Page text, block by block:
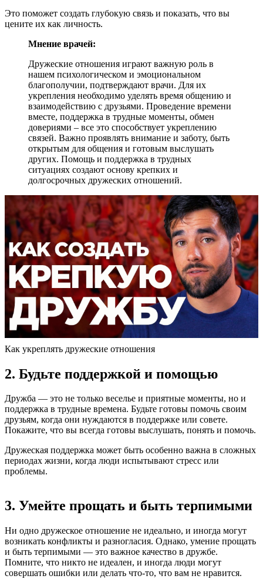
Это поможет создать глубокую связь и показать, что вы
цените их как личность.
Мнение врачей:
Дружеские отношения играют важную роль в
нашем психологическом и эмоциональном
благополучии, подтверждают врачи. Для их
укрепления необходимо уделять время общению и
взаимодействию с друзьями. Проведение времени
вместе, поддержка в трудные моменты, обмен
довериями – все это способствует укреплению
связей. Важно проявлять внимание и заботу, быть
открытым для общения и готовым выслушать
других. Помощь и поддержка в трудных
ситуациях создают основу крепких и
долгосрочных дружеских отношений.
Как укреплять дружеские отношения
2. Будьте поддержкой и помощью
Дружба — это не только веселье и приятные моменты, но и
поддержка в трудные времена. Будьте готовы помочь своим
друзьям, когда они нуждаются в поддержке или совете.
Покажите, что вы всегда готовы выслушать, понять и помочь.
Дружеская поддержка может быть особенно важна в сложных
периодах жизни, когда люди испытывают стресс или
проблемы.
3. Умейте прощать и быть терпимыми
Ни одно дружеское отношение не идеально, и иногда могут
возникать конфликты и разногласия. Однако, умение прощать
и быть терпимыми — это важное качество в дружбе.
Помните, что никто не идеален, и иногда люди могут
совершать ошибки или делать что-то, что вам не нравится.